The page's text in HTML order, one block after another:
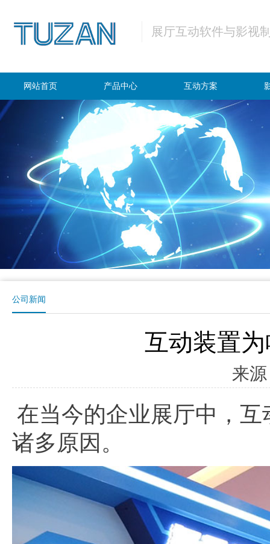
展厅互动软件与影视
网站首页 产品中心 互动方案
公司新闻
互动装置
来
在当今的企业展厅中，
诸多原因。